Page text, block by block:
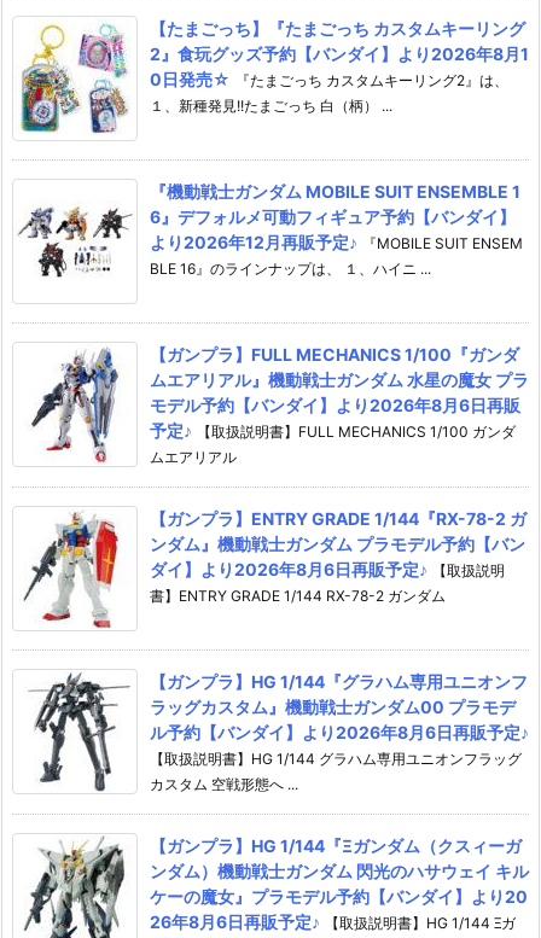
【たまごっち】『たまごっち カスタムキーリング
2』食玩グッズ予約【バンダイ】より2026年8月1
0日発売☆
『たまごっち カスタムキーリング2』は、
１、新種発見!!たまごっち 白（柄） ...
『機動戦士ガンダム MOBILE SUIT ENSEMBLE 1
6』デフォルメ可動フィギュア予約【バンダイ】
より2026年12月再販予定♪
『MOBILE SUIT ENSEM
BLE 16』のラインナップは、 １、ハイニ ...
【ガンプラ】FULL MECHANICS 1/100『ガンダ
ムエアリアル』機動戦士ガンダム 水星の魔女 プラ
モデル予約【バンダイ】より2026年8月6日再販
予定♪
【取扱説明書】FULL MECHANICS 1/100 ガンダ
ムエアリアル
【ガンプラ】ENTRY GRADE 1/144『RX-78-2 ガ
ンダム』機動戦士ガンダム プラモデル予約【バン
ダイ】より2026年8月6日再販予定♪
【取扱説明
書】ENTRY GRADE 1/144 RX-78-2 ガンダム
【ガンプラ】HG 1/144『グラハム専用ユニオンフ
ラッグカスタム』機動戦士ガンダム00 プラモデ
ル予約【バンダイ】より2026年8月6日再販予定♪
【取扱説明書】HG 1/144 グラハム専用ユニオンフラッグ
カスタム 空戦形態へ ...
【ガンプラ】HG 1/144『Ξガンダム（クスィーガ
ンダム）機動戦士ガンダム 閃光のハサウェイ キル
ケーの魔女』プラモデル予約【バンダイ】より20
26年8月6日再販予定♪
【取扱説明書】HG 1/144 Ξガ